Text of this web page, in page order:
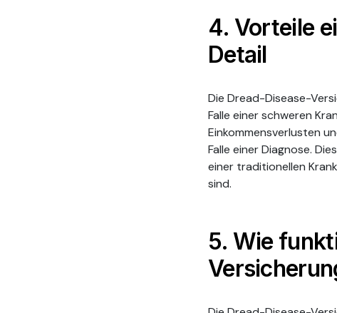
4. Vorteile
Detail
Die Dread-Disease-
Falle einer schweren
Einkommensverlusten
Falle einer Diagnose.
einer traditionellen
sind.
5. Wie